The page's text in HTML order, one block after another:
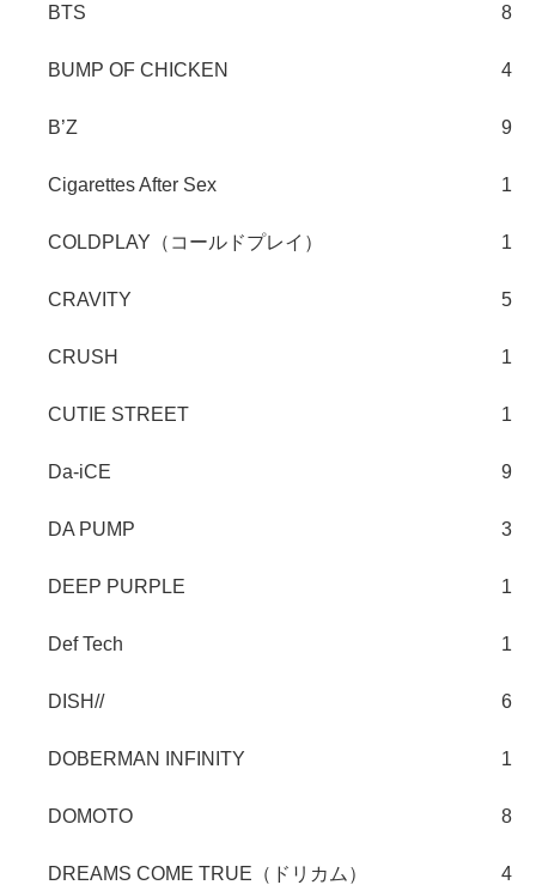
BTS 8
BUMP OF CHICKEN 4
B’Z 9
Cigarettes After Sex 1
COLDPLAY（コールドプレイ） 1
CRAVITY 5
CRUSH 1
CUTIE STREET 1
Da-iCE 9
DA PUMP 3
DEEP PURPLE 1
Def Tech 1
DISH// 6
DOBERMAN INFINITY 1
DOMOTO 8
DREAMS COME TRUE（ドリカム） 4